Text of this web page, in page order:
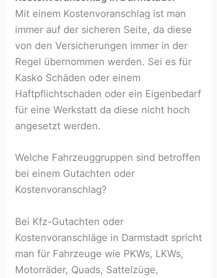
Mit einem Kostenvoranschlag ist man
immer auf der sicheren Seite, da diese
von den Versicherungen immer in der
Regel übernommen werden. Sei es für
Kasko Schäden oder einem
Haftpflichtschaden oder ein Eigenbedarf
für eine Werkstatt da diese nicht hoch
angesetzt werden.
Welche Fahrzeuggruppen sind betroffen
bei einem Gutachten oder
Kostenvoranschlag?
Bei Kfz-Gutachten oder
Kostenvoranschläge in Darmstadt spricht
man für Fahrzeuge wie PKWs, LKWs,
Motorräder, Quads, Sattelzüge,